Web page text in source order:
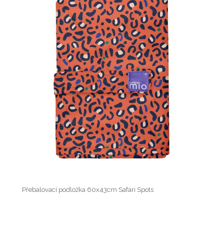
Přebalovací podložka 60x43cm Safari Spots